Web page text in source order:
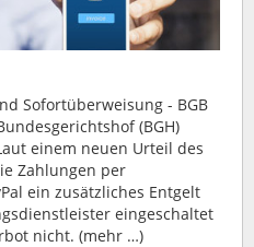
Sofortüberweisung - BGB
(BGH)
einem neuen Urteil des
Zahlungen per
ein zusätzliches Entgelt
eingeschaltet
nicht. (mehr …)